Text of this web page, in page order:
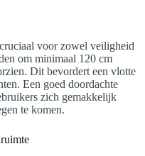
voor zowel veiligheid
om minimaal 120 cm
Dit bevordert een vlotte
Een goed doordachte
zich gemakkelijk
te komen.